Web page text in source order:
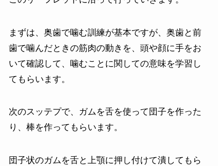
まずは、奥歯で噛む訓練が基本ですが、奥歯と前
歯で噛んだときの筋肉の動きを、頭や顔に手をお
いて確認して、噛むことに関しての意味を学習し
てもらいます。
次のスッテプで、ガムを舌を使って団子を作った
り、棒を作ってもらいます。
団子状のガムを舌と上顎に押し付けて潰してもら